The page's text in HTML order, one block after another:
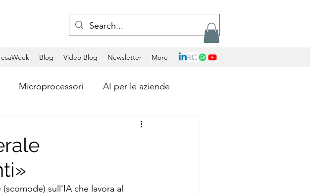
Blog Video Blog Newsletter More
Microprocessori AI per le aziende
Calcolo Exascale
Consulenza AI
sull’IA che lavora al